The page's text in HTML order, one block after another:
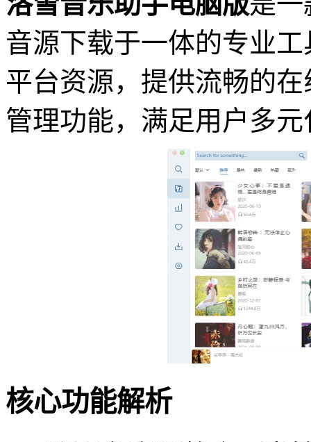
音源下载于一体的专业
平台资源，提供流畅的
管理功能，满足用户多
核心功能解析